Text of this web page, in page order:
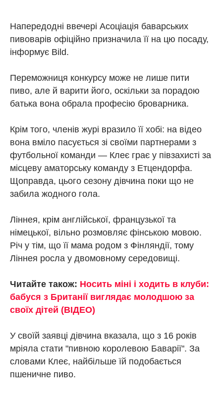
Напередодні ввечері Асоціація баварських
пивоварів офіційно призначила її на цю посаду,
інформує Bild.
Переможниця конкурсу може не лише пити
пиво, але й варити його, оскільки за порадою
батька вона обрала професію броварника.
Крім того, членів журі вразило її хобі: на відео
вона вміло пасується зі своїми партнерами з
футбольної команди — Клеє грає у півзахисті за
місцеву аматорську команду з Етцендорфа.
Щоправда, цього сезону дівчина поки що не
забила жодного гола.
Ліннея, крім англійської, французької та
німецької, вільно розмовляє фінською мовою.
Річ у тім, що її мама родом з Фінляндії, тому
Ліннея росла у двомовному середовищі.
Читайте також: Носить міні і ходить в клуби:
бабуся з Британії виглядає молодшою ​​за
своїх дітей (ВІДЕО)
У своїй заявці дівчина вказала, що з 16 років
мріяла стати "пивною королевою Баварії". За
словами Клеє, найбільше їй подобається
пшеничне пиво.